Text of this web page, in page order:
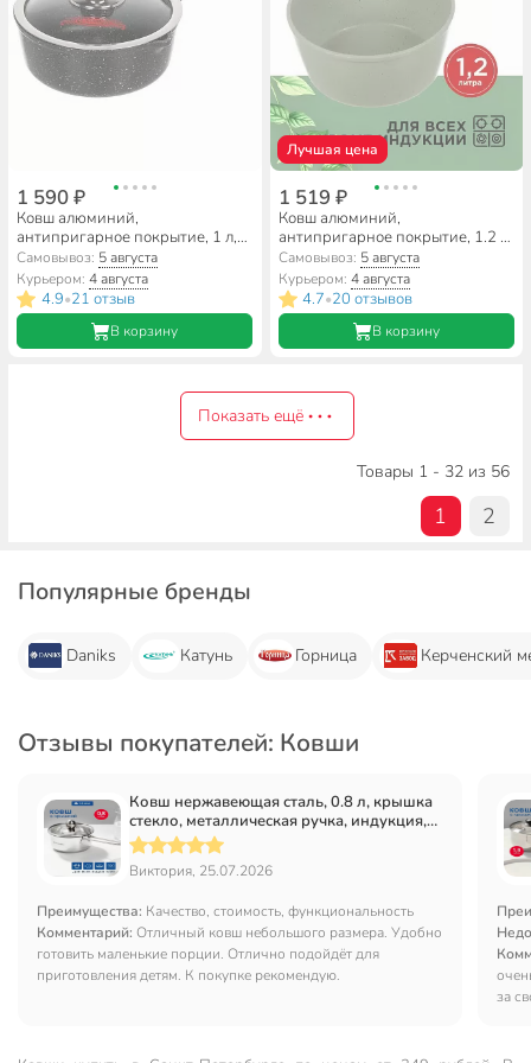
1 590 ₽
Ковш алюминий,
антипригарное покрытие, 1 л,
крышка стекло, бакелитовая
ручка, Горница, Гранит,
кш1611аг
Самовывоз: 5 августа
Курьером:4 августа
4.9•21 отзыв
В корзину
Лучшая цена
1 519 ₽
Ковш алюминий,
антипригарное покрытие, 1.2 л,
пластиковая ручка, Гурман,
Мята, ГМкш161МЛ
Самовывоз: 5 августа
Курьером: 4 августа
4.7•20 отзывов
В корзину
Показать ещё
Товары 1 - 32 из 56
1 2
Популярные бренды
Daniks Катунь Горница Керченский
Отзывы покупателей: Ковши
Ковш нержавеющая сталь, 0.8 л, крышка
стекло, металлическая ручка, индукция,
Daniks, GS-01311-12SP/SD-512S
Виктория, 25.07.2026
Преимущества: Качество, стоимость, функциональность
Комментарий: Отличный ковш небольшого размера. Удобно
готовить маленькие порции. Отлично подойдёт для
приготовления детям. К покупке рекомендую.
за